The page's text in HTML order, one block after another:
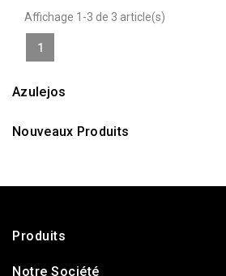
Affichage 1-3 de 3 article(s)
1
Azulejos
Nouveaux Produits
Produits
Notre Société